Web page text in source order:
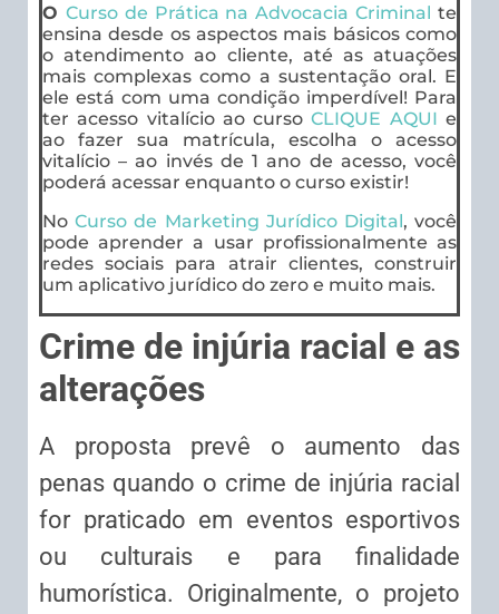
O Curso de Prática na Advocacia Criminalte
ensina desde os aspectos mais básicos como
o atendimento ao cliente, até as atuações
mais complexas como a sustentação oral. E
ele está com uma condição imperdível! Para
ter acesso vitalício ao cursoCLIQUE AQUI e
ao fazer sua matrícula, escolha o acesso
vitalício – ao invés de 1 ano de acesso, você
poderá acessar enquanto o curso existir!
NoCurso de Marketing Jurídico Digital, você
pode aprender a usar profissionalmente as
redes sociais para atrair clientes, construir
um aplicativo jurídico do zero e muito mais.
Crime de injúria racial e as
alterações
A proposta prevê o aumento das
penas quando o crime de injúria racial
for praticado em eventos esportivos
ou culturais e para finalidade
humorística. Originalmente, o projeto